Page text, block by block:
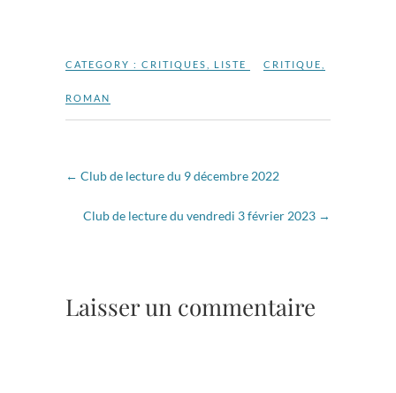
CATEGORY : CRITIQUES LISTE CRITIQUE
ROMAN
← Club de lecture du 9 décembre 2022
Club de lecture du vendredi 3 février 2023 →
Laisser un commentaire